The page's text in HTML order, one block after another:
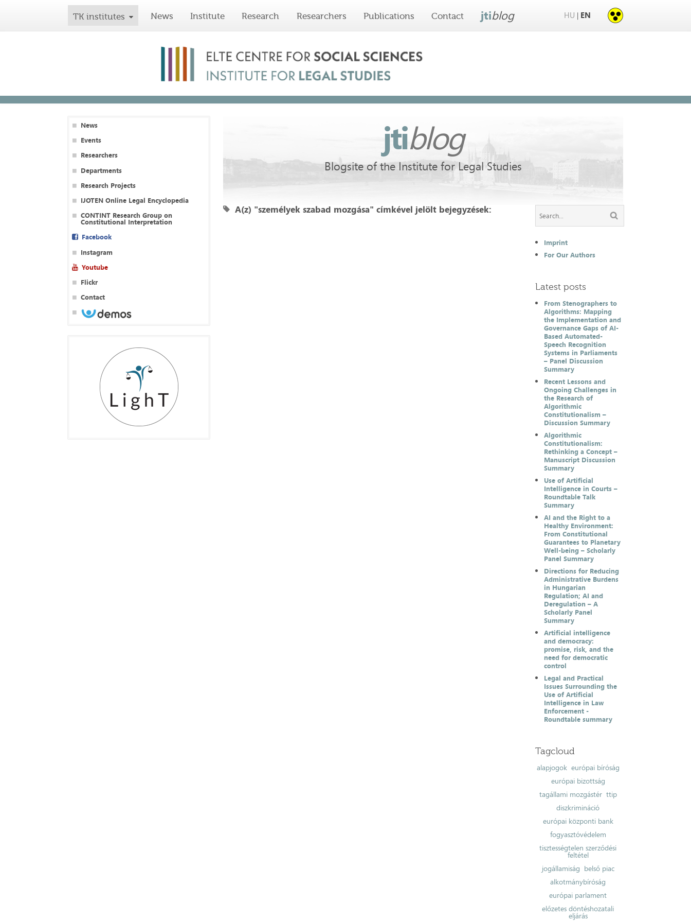
TK institutes News Institute Research Researchers Publications Contact jtiblog HU | EN
News
Events
Researchers
Departments
Research Projects
IJOTEN Online Legal Encyclopedia
CONTINT Research Group on
Constitutional Interpretation
Facebook
Instagram
Youtube
Flickr
Contact
jtiblog
Blogsite of the Institute for Legal Studies
A(z) "személyek szabad mozgása" címkével jelölt bejegyzések:
Imprint
For Our Authors
Latest posts
From Stenographers to
Algorithms: Mapping
the Implementation and
Governance Gaps of AI-
Based Automated-
Speech Recognition
Systems in Parliaments
– Panel Discussion
Summary
Recent Lessons and
Ongoing Challenges in
the Research of
Algorithmic
Constitutionalism –
Discussion Summary
Algorithmic
Constitutionalism:
Rethinking a Concept –
Manuscript Discussion
Summary
Use of Artificial
Intelligence in Courts –
Roundtable Talk
Summary
AI and the Right to a
Healthy Environment:
From Constitutional
Guarantees to Planetary
Well-being – Scholarly
Panel Summary
Directions for Reducing
Administrative Burdens
in Hungarian
Regulation; AI and
Deregulation – A
Scholarly Panel
Summary
Artificial intelligence
and democracy:
promise, risk, and the
need for democratic
control
Legal and Practical
Issues Surrounding the
Use of Artificial
Intelligence in Law
Enforcement -
Roundtable summary
Tagcloud
alapjogok európai bíróság
európai bizottság
tagállami mozgástér ttip
diszkrimináció
európai központi bank
fogyasztóvédelem
tisztességtelen szerződési
feltétel
jogállamiság belső piac
alkotmánybíróság
európai parlament
előzetes döntéshozatali
eljárás